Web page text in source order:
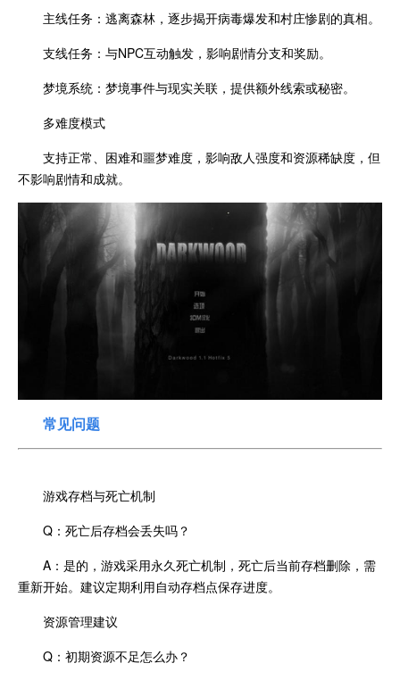
主线任务：逃离森林，逐步揭开病毒爆发和村庄惨剧的真相。
支线任务：与NPC互动触发，影响剧情分支和奖励。
梦境系统：梦境事件与现实关联，提供额外线索或秘密。
多难度模式
支持正常、困难和噩梦难度，影响敌人强度和资源稀缺度，但
不影响剧情和成就。
常见问题
游戏存档与死亡机制
Q：死亡后存档会丢失吗？
A：是的，游戏采用永久死亡机制，死亡后当前存档删除，需
重新开始。建议定期利用自动存档点保存进度。
资源管理建议
Q：初期资源不足怎么办？